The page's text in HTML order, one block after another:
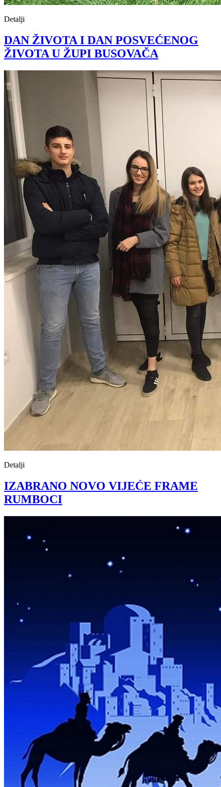
Detalji
DAN ŽIVOTA I DAN POSVEĆENOG
ŽIVOTA U ŽUPI BUSOVAČA
Detalji
IZABRANO NOVO VIJEĆE FRAME
RUMBOCI